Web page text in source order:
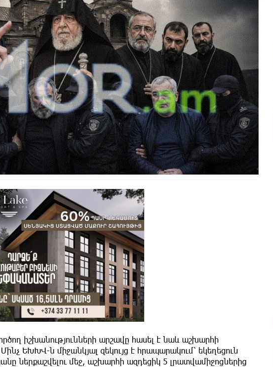
իշխանությունների արշավը հասել է նաև աշխարհի
ԵԽԽՎ-ն միջանկյալ զեկույց է հրապարակում՝ եկեղեցուն
ներքաշվելու մեջ, աշխարհի ազդեցիկ 5 լրատվամիջոցներից